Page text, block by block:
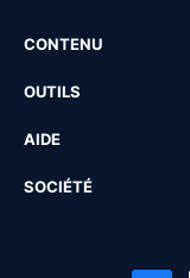
CONTENU
OUTILS
AIDE
SOCIÉTÉ